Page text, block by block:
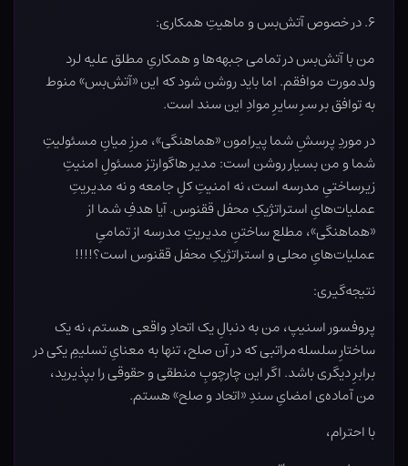
۶. در خصوص آتش‌بس و ماهیتِ همکاری:
من با آتش‌بس در تمامی جبهه‌ها و همکاریِ مطلق علیه لرد
ولدمورت موافقم. اما باید روشن شود که این «آتش‌بس» منوط
به توافق بر سرِ سایرِ موادِ این سند است.
در موردِ پرسشِ شما پیرامون «هماهنگی»، مرزِ میانِ مسئولیتِ
شما و من بسیار روشن است: مدیر هاگوارتز مسئولِ امنیتِ
زیرساختیِ مدرسه است، نه امنیتِ کلِ جامعه و نه مدیریتِ
عملیات‌هایِ استراتژیکِ محفل ققنوس. آیا هدفِ شما از
«هماهنگی»، مطلع ساختنِ مدیریتِ مدرسه از تمامیِ
عملیات‌هایِ محلی و استراتژیکِ محفل ققنوس است؟!!!!
نتیجه‌گیری:
پروفسور اسنیپ، من به دنبالِ یک اتحادِ واقعی هستم، نه یک
ساختارِ سلسله‌مراتبی که در آن صلح، تنها به معنایِ تسلیمِ یکی در
برابرِ دیگری باشد. اگر این چارچوبِ منطقی و حقوقی را بپذیرید،
من آماده‌ی امضایِ سندِ «اتحاد و صلح» هستم.
با احترام،